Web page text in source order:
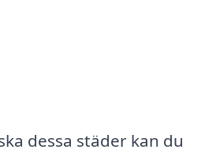
dessa städer kan du